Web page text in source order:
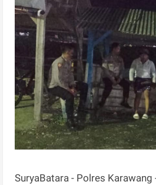
SuryaBatara - Polres